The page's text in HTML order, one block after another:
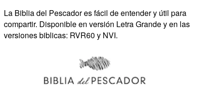
La Biblia del Pescador es fácil de entender y útil para
compartir. Disponible en versión Letra Grande y en las
versiones biblicas: RVR60 y NVI.